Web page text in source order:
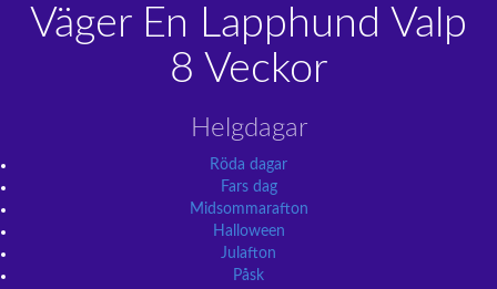
Väger En Lapphund Valp
8 Veckor
Helgdagar
Röda dagar
Fars dag
Midsommarafton
Halloween
Julafton
Påsk